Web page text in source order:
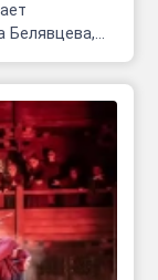
Белявцева,